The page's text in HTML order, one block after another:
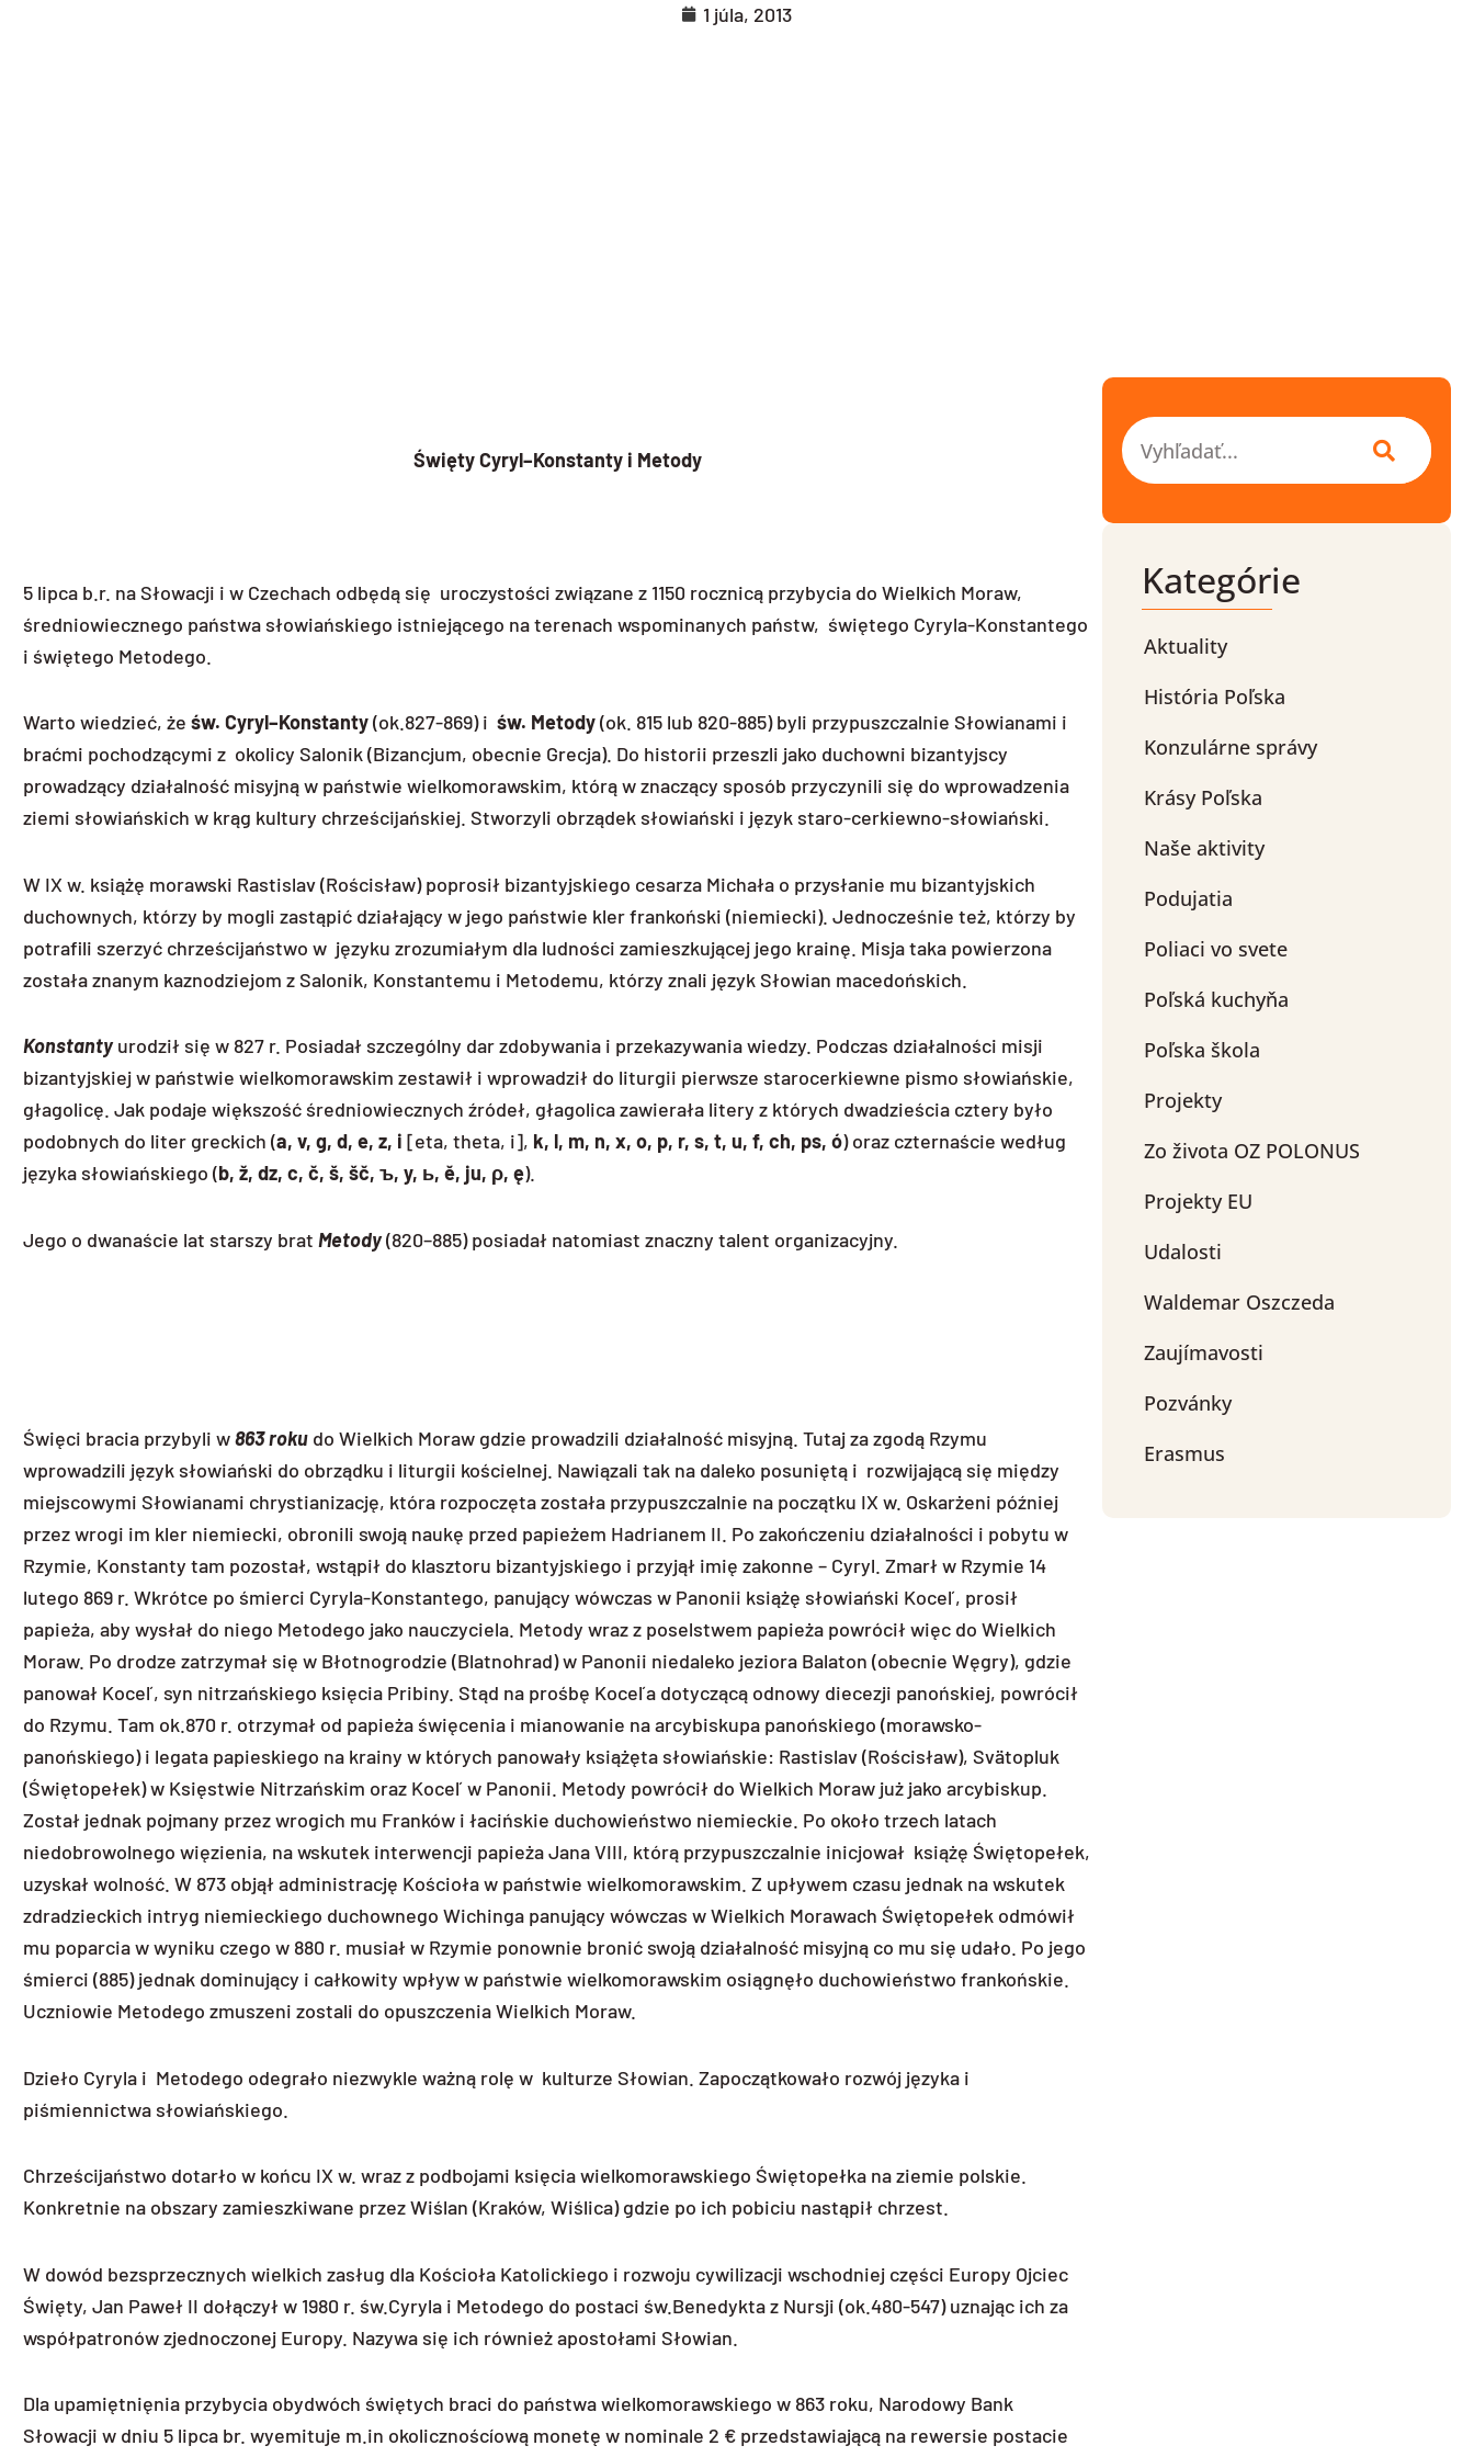
1 júla, 2013
Święty Cyryl–Konstanty i Metody
5 lipca b.r. na Słowacji i w Czechach odbędą się uroczystości związane z 1150 rocznicą przybycia do Wielkich Moraw,
średniowiecznego państwa słowiańskiego istniejącego na terenach wspominanych państw, świętego Cyryla-Konstantego
i świętego Metodego.
Warto wiedzieć, że św. Cyryl–Konstanty(ok.827-869) i św. Metody(ok. 815 lub 820-885) byli przypuszczalnie Słowianami i
braćmi pochodzącymi z okolicy Salonik (Bizancjum, obecnie Grecja). Do historii przeszli jako duchowni bizantyjscy
prowadzący działalność misyjną w państwie wielkomorawskim, którą w znaczący sposób przyczynili się do wprowadzenia
ziemi słowiańskich w krąg kultury chrześcijańskiej. Stworzyli obrządek słowiański i język staro-cerkiewno-słowiański.
W IX w. książę morawski Rastislav (Rościsław) poprosił bizantyjskiego cesarza Michała o przysłanie mu bizantyjskich
duchownych, którzy by mogli zastąpić działający w jego państwie kler frankoński (niemiecki). Jednocześnie też, którzy by
potrafili szerzyć chrześcijaństwo w języku zrozumiałym dla ludności zamieszkującej jego krainę. Misja taka powierzona
została znanym kaznodziejom z Salonik, Konstantemu i Metodemu, którzy znali język Słowian macedońskich.
Konstantyurodził się w 827 r. Posiadał szczególny dar zdobywania i przekazywania wiedzy. Podczas działalności misji
bizantyjskiej w państwie wielkomorawskim zestawił i wprowadził do liturgii pierwsze starocerkiewne pismo słowiańskie,
głagolicę. Jak podaje większość średniowiecznych źródeł, głagolica zawierała litery z których dwadzieścia cztery było
podobnych do liter greckich (a, v, g, d, e, z, i [eta, theta, i], k, l, m, n, x, o, p, r, s, t, u, f, ch, ps, ó) oraz czternaście według
języka słowiańskiego (b, ž, dz, c, č, š, šč, ъ, y, ь, ě, ju, ρ, ę).
Jego o dwanaście lat starszy brat Metody(820–885) posiadał natomiast znaczny talent organizacyjny.
Święci bracia przybyli w863roku do Wielkich Moraw gdzie prowadzili działalność misyjną. Tutaj za zgodą Rzymu
wprowadzili język słowiański do obrządku i liturgii kościelnej. Nawiązali tak na daleko posuniętą i rozwijającą się między
miejscowymi Słowianami chrystianizację, która rozpoczęta została przypuszczalnie na początku IX w. Oskarżeni później
przez wrogi im kler niemiecki, obronili swoją naukę przed papieżem Hadrianem II. Po zakończeniu działalności i pobytu w
Rzymie, Konstanty tam pozostał, wstąpił do klasztoru bizantyjskiego i przyjął imię zakonne – Cyryl. Zmarł w Rzymie 14
lutego 869 r. Wkrótce po śmierci Cyryla-Konstantego, panujący wówczas w Panonii książę słowiański Koceľ, prosił
papieża, aby wysłał do niego Metodego jako nauczyciela. Metody wraz z poselstwem papieża powrócił więc do Wielkich
Moraw. Po drodze zatrzymał się w Błotnogrodzie (Blatnohrad) w Panonii niedaleko jeziora Balaton (obecnie Węgry), gdzie
panował Koceľ, syn nitrzańskiego księcia Pribiny. Stąd na prośbę Koceľa dotyczącą odnowy diecezji panońskiej, powrócił
do Rzymu. Tam ok.870 r. otrzymał od papieża święcenia i mianowanie na arcybiskupa panońskiego (morawsko-
panońskiego) i legata papieskiego na krainy w których panowały książęta słowiańskie: Rastislav (Rościsław), Svätopluk
(Świętopełek) w Księstwie Nitrzańskim oraz Koceľ w Panonii. Metody powrócił do Wielkich Moraw już jako arcybiskup.
Został jednak pojmany przez wrogich mu Franków i łacińskie duchowieństwo niemieckie. Po około trzech latach
niedobrowolnego więzienia, na wskutek interwencji papieża Jana VIII, którą przypuszczalnie inicjował książę Świętopełek,
uzyskał wolność. W 873 objął administrację Kościoła w państwie wielkomorawskim. Z upływem czasu jednak na wskutek
zdradzieckich intryg niemieckiego duchownego Wichinga panujący wówczas w Wielkich Morawach Świętopełek odmówił
mu poparcia w wyniku czego w 880 r. musiał w Rzymie ponownie bronić swoją działalność misyjną co mu się udało. Po jego
śmierci (885) jednak dominujący i całkowity wpływ w państwie wielkomorawskim osiągnęło duchowieństwo frankońskie.
Uczniowie Metodego zmuszeni zostali do opuszczenia Wielkich Moraw.
Dzieło Cyryla i Metodego odegrało niezwykle ważną rolę w kulturze Słowian. Zapoczątkowało rozwój języka i
piśmiennictwa słowiańskiego.
Chrześcijaństwo dotarło w końcu IX w. wraz z podbojami księcia wielkomorawskiego Świętopełka na ziemie polskie.
Konkretnie na obszary zamieszkiwane przez Wiślan (Kraków, Wiślica) gdzie po ich pobiciu nastąpił chrzest.
W dowód bezsprzecznych wielkich zasług dla Kościoła Katolickiego i rozwoju cywilizacji wschodniej części Europy Ojciec
Święty, Jan Paweł II dołączył w 1980 r. św.Cyryla i Metodego do postaci św.Benedykta z Nursji (ok.480-547) uznając ich za
współpatronów zjednoczonej Europy. Nazywa się ich również apostołami Słowian.
Dla upamiętnięnia przybycia obydwóch świętych braci do państwa wielkomorawskiego w 863 roku, Narodowy Bank
Słowacji w dniu 5 lipca br. wyemituje m.in okolicznoścíową monetę w nominale 2 € przedstawiającą na rewersie postacie
Vyhľadať
Kategórie
Aktuality
História Poľska
Konzulárne správy
Krásy Poľska
Naše aktivity
Podujatia
Poliaci vo svete
Poľská kuchyňa
Poľska škola
Projekty
Zo života OZ POLONUS
Projekty EU
Udalosti
Waldemar Oszczeda
Zaujímavosti
Pozvánky
Erasmus